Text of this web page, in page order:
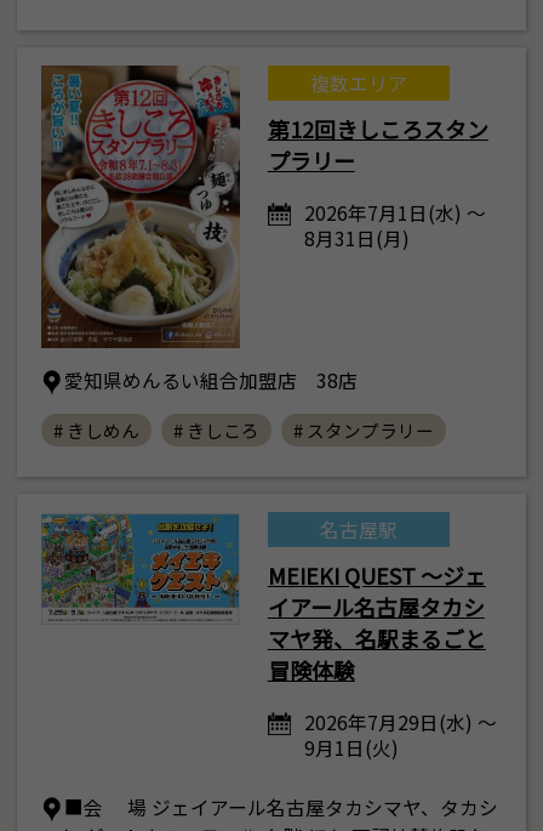
複数エリア
第12回きしころスタン
プラリー
2026年7月1日(水) ～
8月31日(月)
愛知県めんるい組合加盟店 38店
# きしめん # きしころ # スタンプラリー
名古屋駅
MEIEKI QUEST ～ジェ
イアール名古屋タカシ
マヤ発、名駅まるごと
冒険体験
2026年7月29日(水) ～
9月1日(火)
■会 場 ジェイアール名古屋タカシマヤ、タカシ